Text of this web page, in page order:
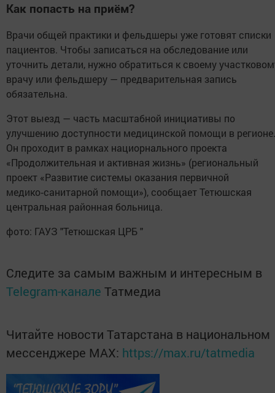
Как попасть на приём?
Врачи общей практики и фельдшеры уже готовят списки
пациентов. Чтобы записаться на обследование или
уточнить детали, нужно обратиться к своему
врачу или фельдшеру — предварительная запись
обязательна.
Этот выезд — часть масштабной инициативы по
улучшению доступности медицинской помощи в регионе.
Он проходит в рамках нациорнального проекта
«Продолжительная и активная жизнь» (региональный
проект «Развитие системы оказания первичной
медико‑санитарной помощи»), сообщает Тетюшская
центральная районная больница.
фото: ГАУЗ "Тетюшская ЦРБ "
Следите за самым важным и интересным в
Telegram-канале Татмедиа
Читайте новости Татарстана в национальном
мессенджере MАХ: https://max.ru/tatmedia